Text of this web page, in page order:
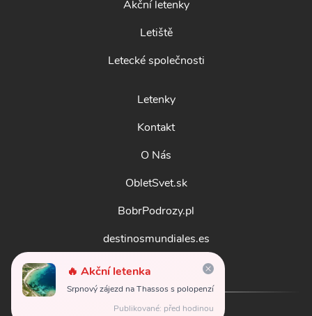
🔥 Akční letenka
Srpnový zájezd na Thassos s polopenzí
Publikované: před hodinou
Akční letenky
Letiště
Letecké společnosti
Letenky
Kontakt
O Nás
ObletSvet.sk
BobrPodrozy.pl
destinosmundiales.es
guidadestinazioni.it